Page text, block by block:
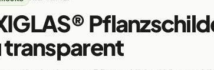
transparent